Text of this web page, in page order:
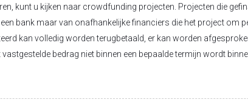
kunt u kijken naar crowdfunding projecten. Projecten die
bank maar van onafhankelijke financiers die het project om
kan volledig worden terugbetaald, er kan worden
bedrag niet binnen een bepaalde termijn wordt